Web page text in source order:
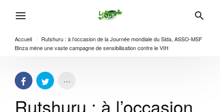
Accueil
Rutshuru : à l’occasion de la Journée mondiale du Sida, ASSO-MSF
Binza mène une vaste campagne de sensibilisation contre le VIH
Rutshuru : à l’occasion